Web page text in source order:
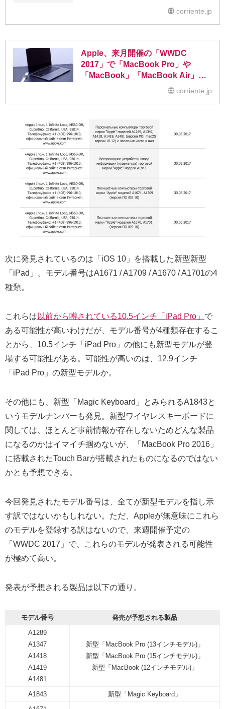
corriente.jp
Apple、来月開催の「WWDC
2017」で「MacBook Pro」や
「MacBook」「MacBook Air」の
アップグレードモデルを発表かcorriente.jp
次に発見されているのは「iOS 10」を搭載した新型新型
「iPad」。モデル番号はA1671 / A1709 / A1670 / A1701の4
種類。
これらは 以前から噂されている10.5インチ「iPad Pro」 で
ある可能性が高いわけだが、モデル番号が4種類存在するこ
とから、10.5インチ「iPad Pro」の他にも新型モデルが登
場する可能性がある。可能性が高いのは、12.9インチ
「iPad Pro」の新型モデルか。
その他にも、新型「Magic Keyboard」とみられるA1843と
いうモデルナンバーも発見。新型ワイヤレスキーボードに
関しては、ほとんど事前情報が存在しないためどんな製品
になるのかはイマイチ掴めないが、「MacBook Pro 2016」
に搭載されたTouch Barが搭載されたものになるのではない
かとも予想できる。
今回発見されたモデル番号は、全てが新型モデルを指し示
す訳ではないかもしれない。ただ、Appleが無意味にこれら
のモデルを登録する訳はないので、来週開催予定の
「WWDC 2017」で、これらのモデルが発表される可能性
が極めて高い。
発表が予想される製品は以下の通り。
モデル番号
発売が予想される製品
A1289
A1347
A1418
A1419
A1481
新型「MacBook Pro (13インチモデル)」
新型「MacBook Pro (15インチモデル)」
新型「MacBook (12インチモデル)」
A1843
新型「Magic Keyboard」